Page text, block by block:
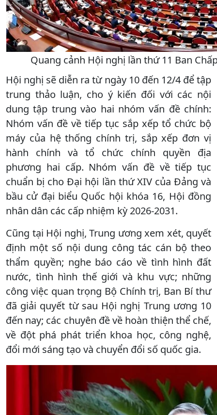
Quang cảnh Hội nghị lần thứ 11 Ban
Hội nghị sẽ diễn ra từ ngày 10 đến 12/4 để tập
trung thảo luận, cho ý kiến đối với các nội
dung tập trung vào hai nhóm vấn đề chính:
Nhóm vấn đề về tiếp tục sắp xếp tổ chức bộ
máy của hệ thống chính trị, sắp xếp đơn vị
hành chính và tổ chức chính quyền địa
phương hai cấp. Nhóm vấn đề về tiếp tục
chuẩn bị cho Đại hội lần thứ XIV của Đảng và
bầu cử đại biểu Quốc hội khóa 16, Hội đồng
nhân dân các cấp nhiệm kỳ 2026-2031.
Cũng tại Hội nghị, Trung ương xem xét, quyết
định một số nội dung công tác cán bộ theo
thẩm quyền; nghe báo cáo về tình hình đất
nước, tình hình thế giới và khu vực; những
công việc quan trọng Bộ Chính trị, Ban Bí thư
đã giải quyết từ sau Hội nghị Trung ương 10
đến nay; các chuyên đề về hoàn thiện thể chế,
về đột phá phát triển khoa học, công nghệ,
đổi mới sáng tạo và chuyển đổi số quốc gia.